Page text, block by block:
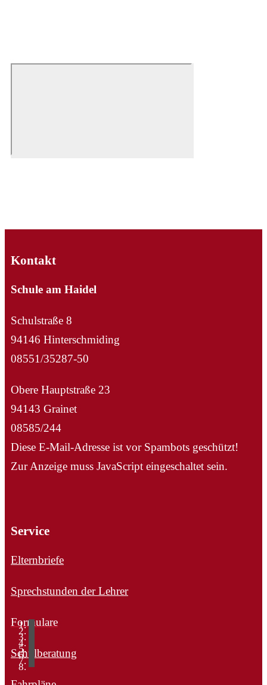
Kontakt
Schule am Haidel
Schulstraße 8
94146 Hinterschmiding
08551/35287-50
Obere Hauptstraße 23
94143 Grainet
08585/244
Diese E-Mail-Adresse ist vor Spambots geschützt!
Zur Anzeige muss JavaScript eingeschaltet sein.
Service
Elternbriefe
Sprechstunden der Lehrer
Formulare
Schulberatung